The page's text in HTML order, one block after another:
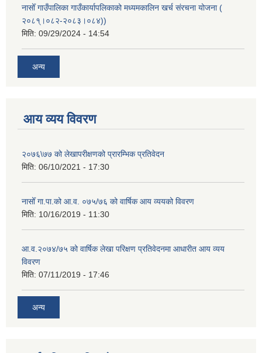
नासोँ गाउँपालिका गाउँकार्यापलिकाको मध्यमकालिन खर्च संरचना योजना (
२०८१्।०८२-२०८३।०८४))
मिति: 09/29/2024 - 14:54
अन्य
आय व्यय विवरण
२०७६\७७ को लेखापरीक्षणको प्रारम्भिक प्रतिवेदन
मिति: 06/10/2021 - 17:30
नासोँ गा.पा.को आ.व. ०७५/७६ को वार्षिक आय व्ययको विवरण
मिति: 10/16/2019 - 11:30
आ.व.२०७४/७५ को वार्षिक लेखा परिक्षण प्रतिवेदनमा आधारीत आय व्यय
विवरण
मिति: 07/11/2019 - 17:46
अन्य